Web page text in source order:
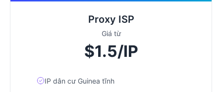
Proxy ISP
Giá từ
$1.5/IP
IP dân cư Guinea tĩnh